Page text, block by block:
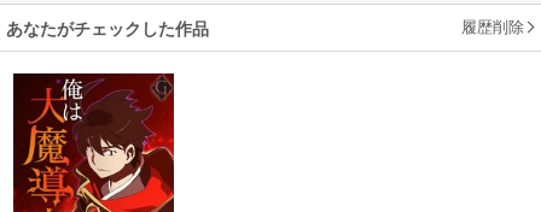
あなたがチェックした作品 履歴削除